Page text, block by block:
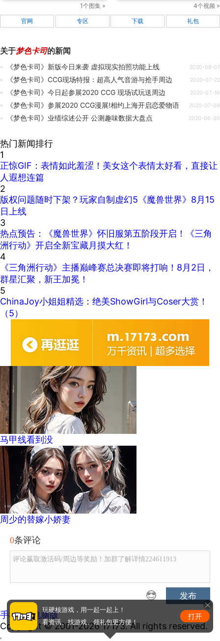
1个图集 »
4个视频 »
官网 专区 下载 礼包
关于梦色卡司的新闻
《梦色卡司》新版今日来袭 虚拟现实拍照功能上线 2020-08-07
《梦色卡司》CCG现场特报：超高人气音游与抢手周边 2020-07-22
《梦色卡司》今日起参展2020 CCG 现场试玩送周边 2020-07-16
《梦色卡司》参展2020 CCG漫展!相约上海开启恋爱物语 2020-07-09
《梦色卡司》业绩综述公开 公测趣味数据大盘点 2020-06-30
热门新闻排行
1
正惊GIF：表情如此羞涩！美女这个表情太好看，直接让
人遐想连篇
2
版权问题随时下架？玩家自制虚幻5《魔兽世界》8月15
日上线
3
热点预告：《魔兽世界》怀旧服第五阶段开启！《三角
洲行动》开启全新宝藏月摸大红！
4
《三角洲行动》主播巅峰赛总决赛即将打响！8月2日，
群星汇聚，新王加冕！
5
ChinaJoy小姐姐精选：绝美ShowGirl与Coser大赏！
（5）
马甲线看到没
周少的替嫁小娇妻
0条评论
评论赢取激活码/周边等奖励！加群了解详情224611913
发布
手机版|电脑版
Copyright © 2001-2026 17173. All rights reserved.
玩硬核游戏，用一起一起上！
看资讯、找游戏、领礼包更方便！
打开